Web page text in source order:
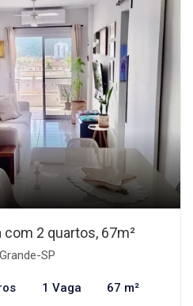
2 quartos, 67m²
SP
1 Vaga 67 m²